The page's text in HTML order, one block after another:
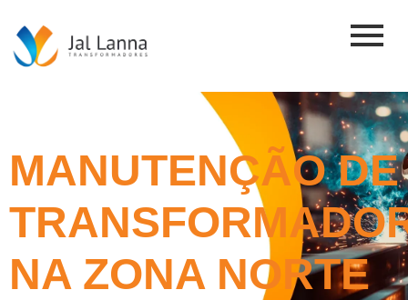
MANUTENÇÃO DE
NA ZONA NORTE